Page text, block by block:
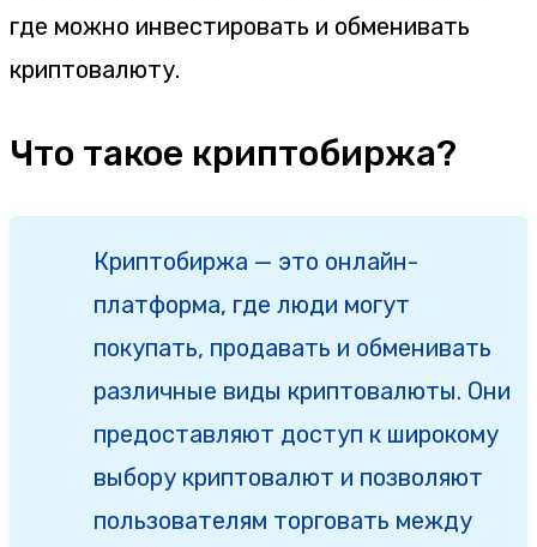
где можно инвестировать и обменивать
криптовалюту.
Что такое криптобиржа?
Криптобиржа — это онлайн-
платформа, где люди могут
покупать, продавать и обменивать
различные виды криптовалюты. Они
предоставляют доступ к широкому
выбору криптовалют и позволяют
пользователям торговать между